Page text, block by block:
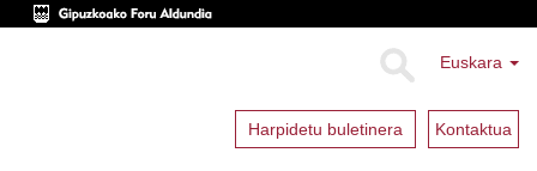
Euskara
Harpidetu buletinera Kontaktua